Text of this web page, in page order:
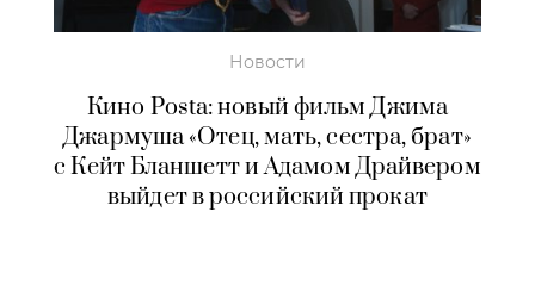
Новости
Кино Posta: новый фильм Джима
Джармуша «Отец, мать, сестра, брат»
с Кейт Бланшетт и Адамом Драйвером
выйдет в российский прокат